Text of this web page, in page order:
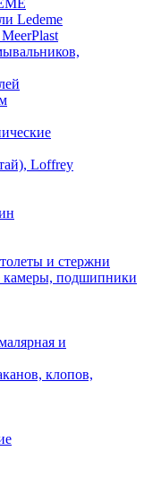
Ledeme
Loffrey
и стержни
камеры, подшипники
и
клопов,